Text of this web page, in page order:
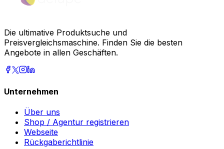
Die ultimative Produktsuche und
Preisvergleichsmaschine. Finden Sie die besten
Angebote in allen Geschäften.
Unternehmen
Über uns
Shop / Agentur registrieren
Webseite
Rückgaberichtlinie